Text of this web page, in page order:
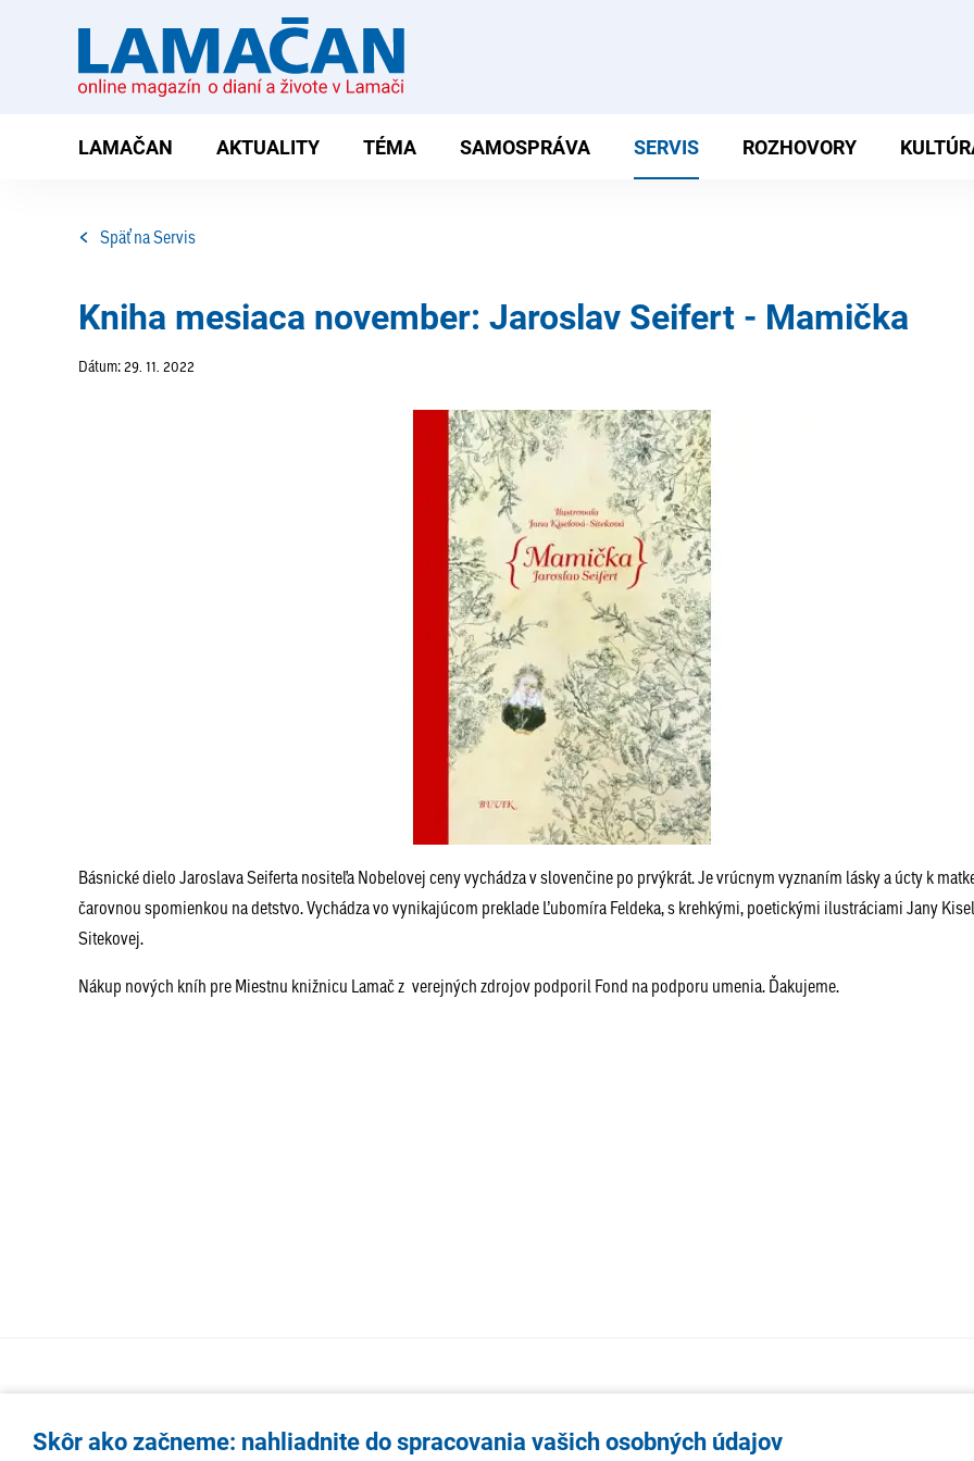
LAMAČAN AKTUALITY TÉMA SAMOSPRÁVA SERVIS ROZHOVORY
Späť na Servis
Kniha mesiaca november: Jaroslav Seifert - Mamička
Dátum: 29. 11. 2022
Básnické dielo Jaroslava Seiferta nositeľa Nobelovej ceny vychádza v slovenčine po prvýkrát. Je vrúcnym vyznaním lásky a úcty k
čarovnou spomienkou na detstvo. Vychádza vo vynikajúcom preklade Ľubomíra Feldeka, s krehkými, poetickými ilustráciami Jany
Sitekovej.
Nákup nových kníh pre Miestnu knižnicu Lamač z verejných zdrojov podporil Fond na podporu umenia. Ďakujeme.
AKTUALITY TÉMA
Skôr ako začneme: nahliadnite do spracovania vašich osobných údajov